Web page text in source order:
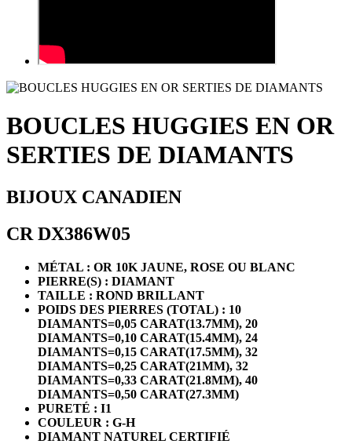
BOUCLES HUGGIES EN OR
SERTIES DE DIAMANTS
BIJOUX CANADIEN
CR DX386W05
MÉTAL : OR 10K JAUNE, ROSE OU BLANC
PIERRE(S) : DIAMANT
TAILLE : ROND BRILLANT
POIDS DES PIERRES (TOTAL) : 10
DIAMANTS=0,05 CARAT(13.7MM), 20
DIAMANTS=0,10 CARAT(15.4MM), 24
DIAMANTS=0,15 CARAT(17.5MM), 32
DIAMANTS=0,25 CARAT(21MM), 32
DIAMANTS=0,33 CARAT(21.8MM), 40
DIAMANTS=0,50 CARAT(27.3MM)
PURETÉ : I1
COULEUR : G-H
DIAMANT NATUREL CERTIFIÉ